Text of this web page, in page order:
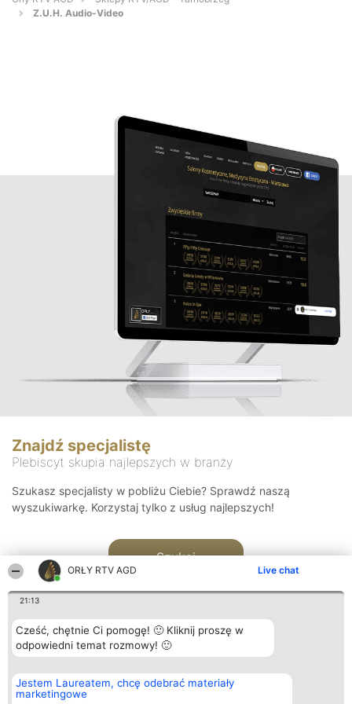
ORŁY RTV AGD Live chat
21:13
Cześć, chętnie Ci pomogę! 🙂 Kliknij proszę w
odpowiedni temat rozmowy! 🙂
Jestem Laureatem, chcę odebrać materiały
marketingowe
Z.U.H. Audio-Video
Znajdź specjalistę
Plebiscyt skupia najlepszych w branży
Szukasz specjalisty w pobliżu Ciebie? Sprawdź naszą
wyszukiwarkę. Korzystaj tylko z usług najlepszych!
Szukaj
Organizator plebiscytu
Bright Side Solutions sp. z o.
o. sp. k.
Plebiscyt
Laureaci
Kontakt
Kontakt